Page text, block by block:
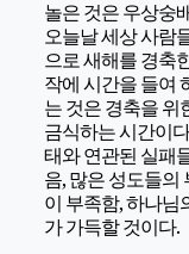
놀은 것은 우상숭
오늘날 세상 사람
으로 새해를 경축
작에 시간을 들여
는 것은 경축을 위
금식하는 시간이
태와 연관된 실패
음, 많은 성도들의
이 부족함, 하나님
가 가득할 것이다.